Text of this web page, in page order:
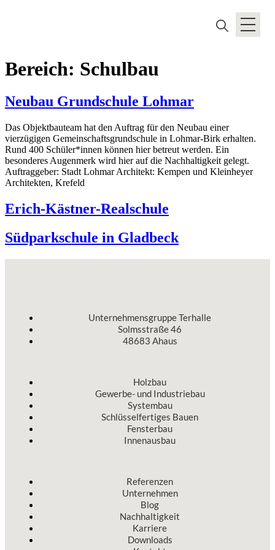
Bereich: Schulbau
Neubau Grundschule Lohmar
Das Objektbauteam hat den Auftrag für den Neubau einer
vierzügigen Gemeinschaftsgrundschule in Lohmar-Birk erhalten.
Rund 400 Schüler*innen können hier betreut werden. Ein
besonderes Augenmerk wird hier auf die Nachhaltigkeit gelegt.
Auftraggeber: Stadt Lohmar Architekt: Kempen und Kleinheyer
Architekten, Krefeld
Erich-Kästner-Realschule
Südparkschule in Gladbeck
Unternehmensgruppe Terhalle
Solmsstraße 46
48683 Ahaus
Holzbau
Gewerbe- und Industriebau
Systembau
Schlüsselfertiges Bauen
Fensterbau
Innenausbau
Referenzen
Unternehmen
Blog
Nachhaltigkeit
Karriere
Downloads